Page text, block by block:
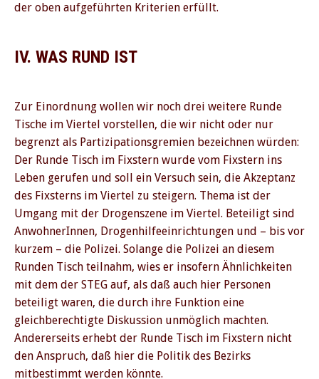
der oben aufgeführten Kriterien erfüllt.
IV. WAS RUND IST
Zur Einordnung wollen wir noch drei weitere Runde
Tische im Viertel vorstellen, die wir nicht oder nur
begrenzt als Partizipationsgremien bezeichnen würden:
Der Runde Tisch im Fixstern wurde vom Fixstern ins
Leben gerufen und soll ein Versuch sein, die Akzeptanz
des Fixsterns im Viertel zu steigern. Thema ist der
Umgang mit der Drogenszene im Viertel. Beteiligt sind
AnwohnerInnen, Drogenhilfeeinrichtungen und – bis vor
kurzem – die Polizei. Solange die Polizei an diesem
Runden Tisch teilnahm, wies er insofern Ähnlichkeiten
mit dem der STEG auf, als daß auch hier Personen
beteiligt waren, die durch ihre Funktion eine
gleichberechtigte Diskussion unmöglich machten.
Andererseits erhebt der Runde Tisch im Fixstern nicht
den Anspruch, daß hier die Politik des Bezirks
mitbestimmt werden könnte.